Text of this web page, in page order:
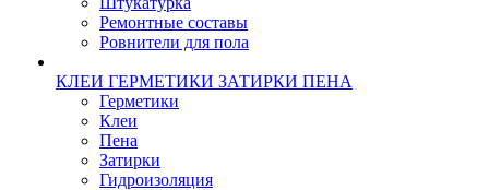
Ремонтные составы
Ровнители для пола
КЛЕИ ГЕРМЕТИКИ ЗАТИРКИ ПЕНА
Герметики
Клеи
Пена
Затирки
Гидроизоляция